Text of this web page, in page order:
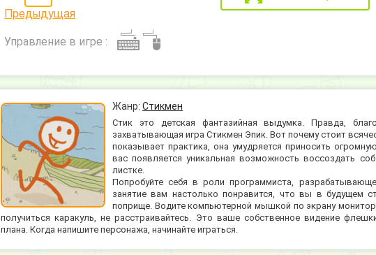
Предыдущая
Управление в игре :
Жанр: Стикмен
Стик это детская фантазийная выдумка. Правда,
захватывающая игра Стикмен Эпик. Вот почему стоит
показывает практика, она умудряется приносить
вас появляется уникальная возможность воссоздать
листке.
Попробуйте себя в роли программиста,
занятие вам настолько понравится, что вы в будущем
поприще. Водите компьютерной мышкой по экрану
получиться каракуль, не расстраивайтесь. Это ваше собственное видение
плана. Когда напишите персонажа, начинайте играться.